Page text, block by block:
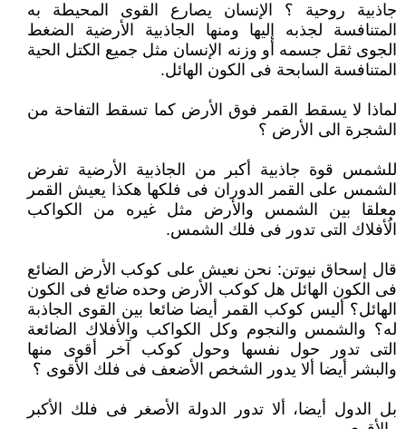
جاذبية روحية ؟ الإنسان يصارع القوى المحيطة به
المتنافسة لجذبه إليها ومنها الجاذبية الأرضية الضغط
الجوى ثقل جسمه أو وزنه الإنسان مثل جميع الكتل الحية
المتنافسة السابحة فى الكون الهائل.
لماذا لا يسقط القمر فوق الأرض كما تسقط التفاحة من
الشجرة الى الأرض ؟
للشمس قوة جاذبية أكبر من الجاذبية الأرضية تفرض
الشمس على القمر الدوران فى فلكها هكذا يعيش القمر
معلقا بين الشمس والأرض مثل غيره من الكواكب
الُأفلاك التى تدور فى فلك الشمس.
قال إسحاق نيوتن: نحن نعيش على كوكب الأرض الضائع
فى الكون الهائل هل كوكب الأرض وحده ضائع فى الكون
الهائل؟ أليس كوكب القمر أيضا ضائعا بين القوى الجاذبة
له؟ والشمس والنجوم وكل الكواكب والأفلاك الضائعة
التى تدور حول نفسها وحول كوكب آخر أقوى منها
والبشر أيضا ألا يدور الشخص الأضعف فى فلك الأقوى ؟
بل الدول أيضا، ألا تدور الدولة الأصغر فى فلك الأكبر